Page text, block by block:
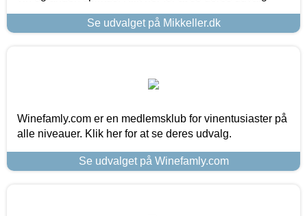
Se udvalget på Mikkeller.dk
Winefamly.com er en medlemsklub for vinentusiaster på
alle niveauer. Klik her for at se deres udvalg.
Se udvalget på Winefamly.com